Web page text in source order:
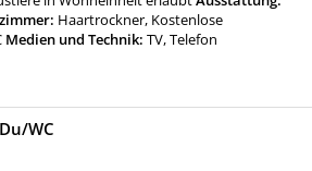
Haartrockner, Kostenlose
Medien und Technik:TV, Telefon
WC